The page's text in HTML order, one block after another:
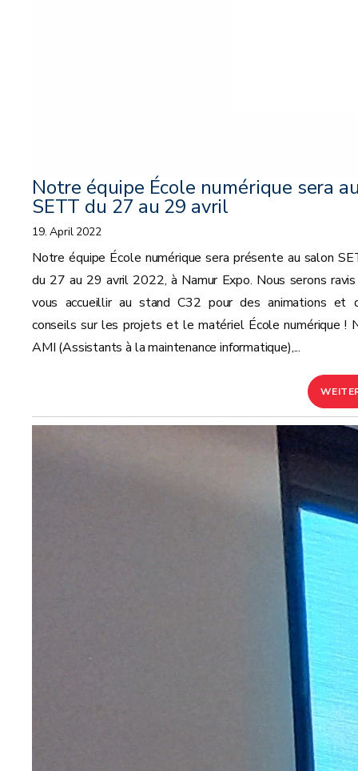
Notre équipe École numérique sera
SETT du 27 au 29 avril
19. April 2022
Notre équipe École numérique sera présente au salon
du 27 au 29 avril 2022, à Namur Expo. Nous serons
vous accueillir au stand C32 pour des animations et
conseils sur les projets et le matériel École numérique !
AMI (Assistants à la maintenance informatique),...